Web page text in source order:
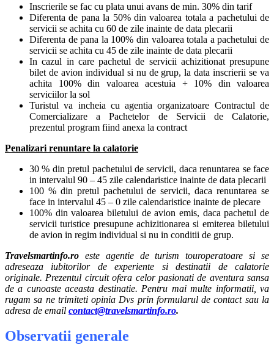
Inscrierile se fac cu plata unui avans de min. 30% din tarif
Diferenta de pana la 50% din valoarea totala a pachetului de
servicii se achita cu 60 de zile inainte de data plecarii
Diferenta de pana la 100% din valoarea totala a pachetului de
servicii se achita cu 45 de zile inainte de data plecarii
In cazul in care pachetul de servicii achizitionat presupune
bilet de avion individual si nu de grup, la data inscrierii se va
achita 100% din valoarea acestuia + 10% din valoarea
serviciilor la sol
Turistul va incheia cu agentia organizatoare Contractul de
Comercializare a Pachetelor de Servicii de Calatorie,
prezentul program fiind anexa la contract
Penalizari renuntare la calatorie
30 % din pretul pachetului de servicii, daca renuntarea se face
in intervalul 90 – 45 zile calendaristice inainte de data plecarii
100 % din pretul pachetului de servicii, daca renuntarea se
face in intervalul 45 – 0 zile calendaristice inainte de plecare
100% din valoarea biletului de avion emis, daca pachetul de
servicii turistice presupune achizitionarea si emiterea biletului
de avion in regim individual si nu in conditii de grup.
Travelsmartinfo.ro este agentie de turism touroperatoare si se
adreseaza iubitorilor de experiente si destinatii de calatorie
originale. Prezentul circuit ofera celor pasionati de aventura sansa
de a cunoaste aceasta destinatie. Pentru mai multe informatii, va
rugam sa ne trimiteti opinia Dvs prin formularul de contact sau la
adresa de email contact@travelsmartinfo.ro.
Observatii generale